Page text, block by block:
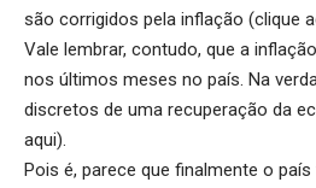
são corrigidos pela inflação (clique
Vale lembrar, contudo, que a
nos últimos meses no país. Na
discretos de uma recuperação da
aqui).
Pois é, parece que finalmente o